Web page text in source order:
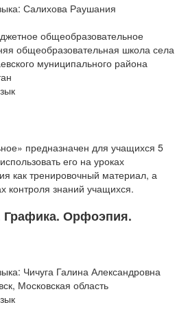
Салихова Раушания
общеобразовательное
общеобразовательная школа села
муниципального района
предназначен для учащихся 5
его на уроках
как тренировочный материал, а
контроля знаний учащихся.
Графика. Орфоэпия.
Чичуга Галина Александровна
Московская область